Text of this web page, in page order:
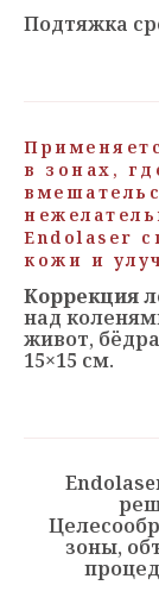
Подтяжка
в зонах,
Endolaser
кожи и
Коррекция
над
живот,
15×15 см.
зоны,